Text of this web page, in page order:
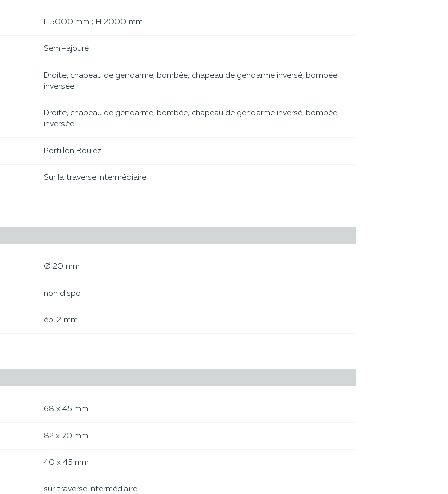
L 5000 mm ; H 2000 mm
Semi-ajouré
Droite, chapeau de gendarme, bombée, chapeau de gendarme inversé, bombée
inversée
Droite, chapeau de gendarme, bombée, chapeau de gendarme inversé, bombée
inversée
Portillon Boulez
Sur la traverse intermédiaire
Ø 20 mm
non dispo
ép. 2 mm
68 x 45 mm
82 x 70 mm
40 x 45 mm
sur traverse intermédiaire